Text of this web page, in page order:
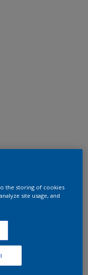
the storing of cookies
site usage, and